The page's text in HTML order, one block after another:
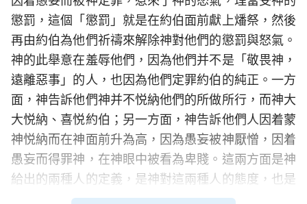
懲罰，這個「懲罰」就是在約伯面前獻上燔祭，然後
再由約伯為他們祈禱來解除神對他們的懲罰與怒氣。
神的此舉意在羞辱他們，因為他們并不是「敬畏神，
遠離惡事」的人，也因為他們定罪約伯的純正。一方
面，神告訴他們神并不悦納他們的所做所行，而神大
大悦納、喜悦約伯；另一方面，神告訴他們人因着蒙
神悦納而在神面前升為高，因為愚妄被神厭憎，因着
愚妄而得罪神，在神眼中被看為卑賤。這兩方面是神
給出的兩種人的定義，是神對這兩種人的態度，也是
神對這兩種人身價、地位的説法。儘管神稱呼約伯為